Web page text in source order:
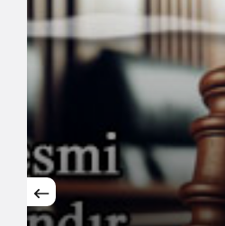
Gündüz Modu
Gündüz modunu seçin.
Gece Modu
Gece modunu seçin.